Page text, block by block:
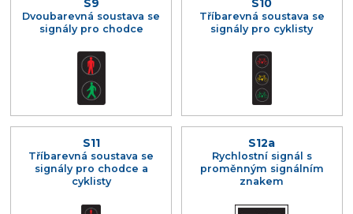
S9
Dvoubarevná soustava se
signály pro chodce
S10
Tříbarevná soustava se
signály pro cyklisty
S11
Tříbarevná soustava se
signály pro chodce a
cyklisty
S12a
Rychlostní signál s
proměnným signálním
znakem